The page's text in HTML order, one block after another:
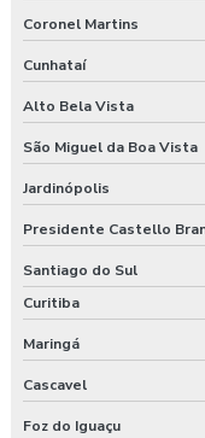
Coronel Martins
Cunhataí
Alto Bela Vista
São Miguel da Boa Vista
Jardinópolis
Presidente Castello
Santiago do Sul
Curitiba
Maringá
Cascavel
Foz do Iguaçu